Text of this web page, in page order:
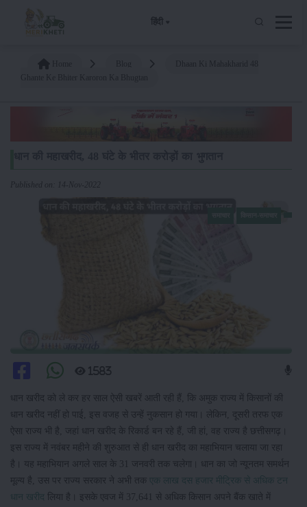
हिंदी
Published on: 14-Nov-2022
1583
धान खरीद को ले कर हर साल ऐसी खबरें आती रही हैं, कि अमुक राज्य में किसानों की
धान खरीद नहीं हो पाई, इस वजह से उन्हें नुकसान हो गया। लेकिन, दूसरी तरफ एक
ऐसा राज्य भी है, जहां धान खरीद के रिकार्ड बन रहे हैं, जी हां, वह राज्य है छत्तीसगढ़।
इस राज्य में नवंबर महीने की शुरुआत से ही धान खरीद का महाभियान चलाया जा रहा
है। यह महाभियान अगले साल के 31 जनवरी तक चलेगा। धान का जो न्यूनतम समर्थन
मूल्य है, उस पर राज्य सरकार ने अभी तक
एक लाख दस हजार मीट्रिक से अधिक टन
धान खरीद लिया है। इसके एवज में 37,641 से अधिक किसान अपने बैंक खाते में